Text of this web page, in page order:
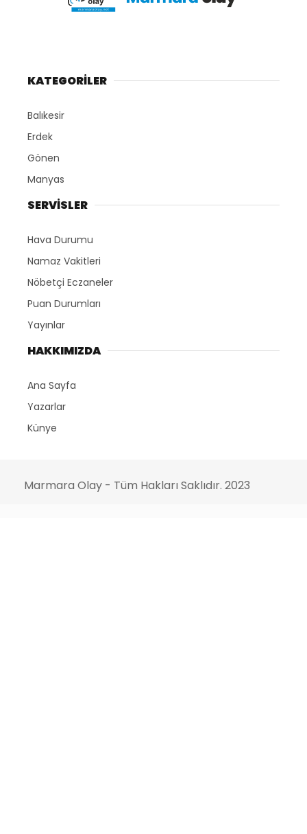
KATEGORİLER
Balıkesir
Erdek
Gönen
Manyas
SERVİSLER
Hava Durumu
Namaz Vakitleri
Nöbetçi Eczaneler
Puan Durumları
Yayınlar
HAKKIMIZDA
Ana Sayfa
Yazarlar
Künye
Marmara Olay - Tüm Hakları Saklıdır. 2023